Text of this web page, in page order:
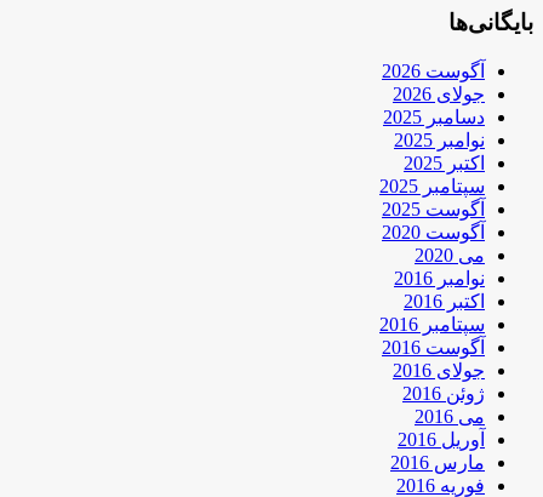
بایگانی‌ها
آگوست 2026
جولای 2026
دسامبر 2025
نوامبر 2025
اکتبر 2025
سپتامبر 2025
آگوست 2025
آگوست 2020
می 2020
نوامبر 2016
اکتبر 2016
سپتامبر 2016
آگوست 2016
جولای 2016
ژوئن 2016
می 2016
آوریل 2016
مارس 2016
فوریه 2016